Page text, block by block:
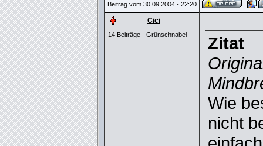
Beitrag vom 30.09.2004 - 22:20
Cici
14 Beiträge - Grünschnabel
Zitat
Wie
nicht